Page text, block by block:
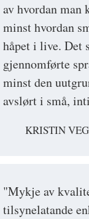
av hvordan
minst hvordan
håpet i live. Det
gjennomførte
minst den
avslørt i små,
KRISTIN
"Mykje av
tilsynelatande